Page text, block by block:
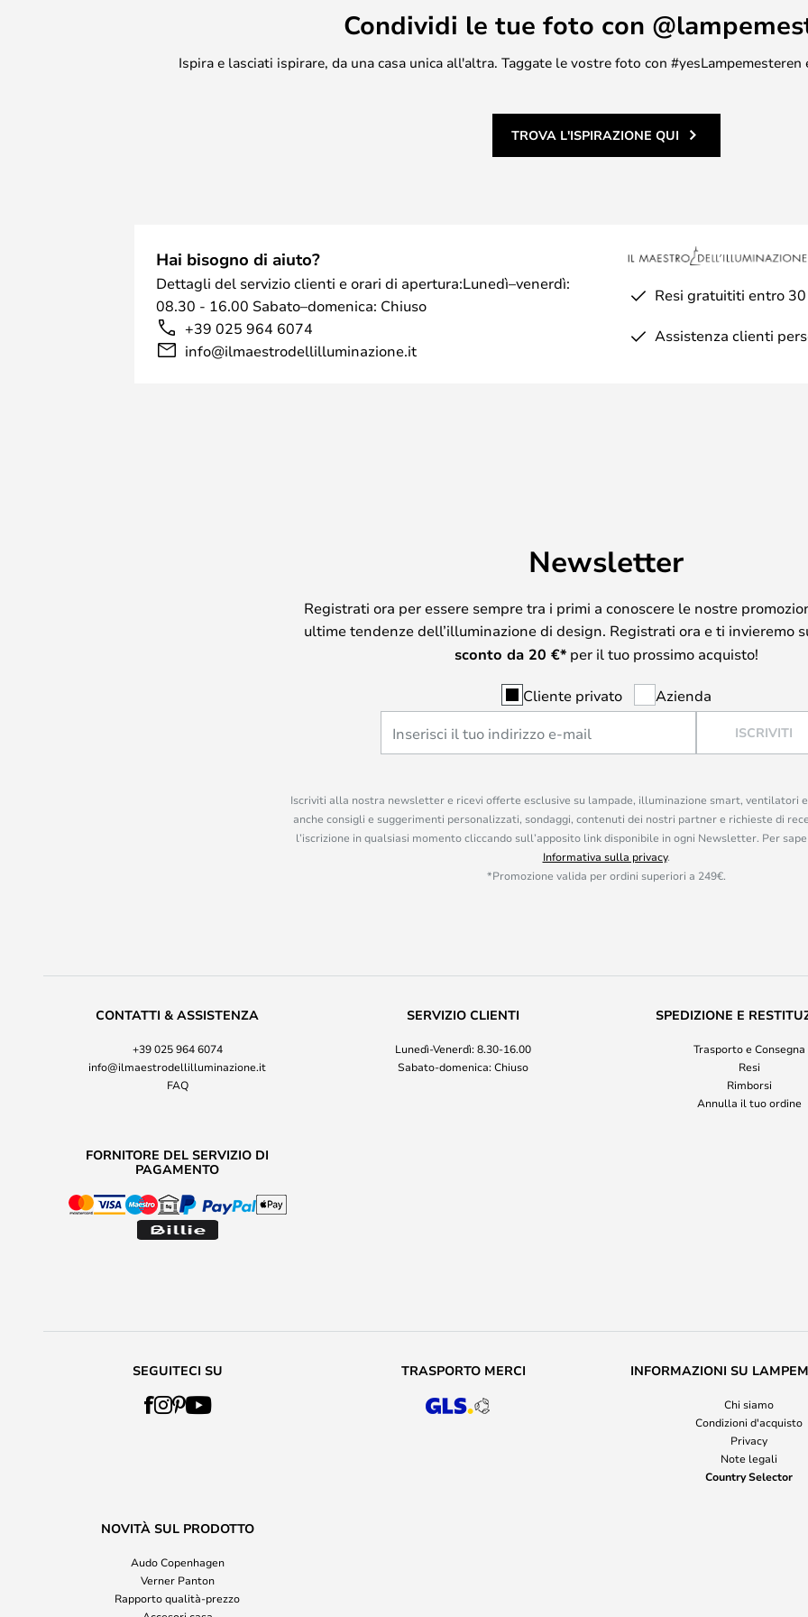
Condividi le tue foto con
Ispira e lasciati ispirare, da una casa unica all'altra. Taggate le vostre foto con
TROVA L'ISPIRAZIONE QUI
Hai bisogno di aiuto?
Dettagli del servizio clienti e orari di apertura:Lunedì–venerdì:
08.30 - 16.00 Sabato–domenica: Chiuso
+39 025 964 6074
info@ilmaestrodellilluminazione.it
Resi gratuititi entro
Assistenza clienti
Newsletter
Registrati ora per essere sempre tra i primi a conoscere le nostre
ultime tendenze dell’illuminazione di design. Registrati ora e ti invieremo
sconto da 20 €*per il tuo prossimo acquisto!
Cliente privato Azienda
ISCRIVITI
Iscriviti alla nostra newsletter e ricevi offerte esclusive su lampade, illuminazione smart, ventilatori
anche consigli e suggerimenti personalizzati, sondaggi, contenuti dei nostri partner e richieste di
l’iscrizione in qualsiasi momento cliccando sull’apposito link disponibile in ogni Newsletter. Per
Informativa sulla privacy.
*Promozione valida per ordini superiori a 249€.
CONTATTI & ASSISTENZA
+39 025 964 6074
info@ilmaestrodellilluminazione.it
FAQ
SERVIZIO CLIENTI
Lunedì-Venerdì: 8.30-16.00
Sabato-domenica: Chiuso
SPEDIZIONE E
Trasporto e Consegna
Resi
Rimborsi
Annulla il tuo ordine
FORNITORE DEL SERVIZIO DI
PAGAMENTO
SEGUITECI SU TRASPORTO MERCI INFORMAZIONI SU
Chi siamo
Condizioni d'acquisto
Privacy
Note legali
Country Selector
NOVITÀ SUL PRODOTTO
Audo Copenhagen
Verner Panton
Rapporto qualità-prezzo